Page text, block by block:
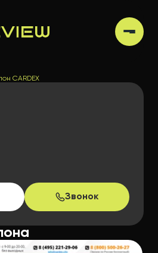
CARDEX
Звонок